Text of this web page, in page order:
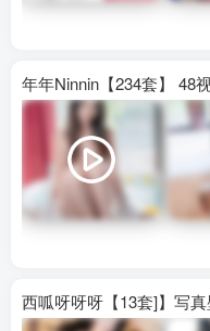
年年Ninnin【234套】 48